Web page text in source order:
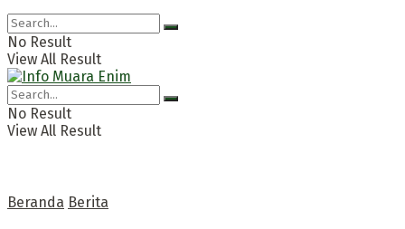
No Result
View All Result
No Result
View All Result
Beranda Berita